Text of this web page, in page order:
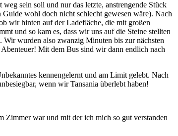
sein soll und nur das letzte, anstrengende Stück
wohl doch nicht schlecht gewesen wäre). Nach
wir hinten auf der Ladefläche, die mit großen
und so kam es, dass wir uns auf die Steine stellten
Wir wurden also zwanzig Minuten bis zur nächsten
Mit dem Bus sind wir dann endlich nach
kennengelernt und am Limit gelebt. Nach
wenn wir Tansania überlebt haben!
Zimmer war und mit der ich mich so gut verstanden